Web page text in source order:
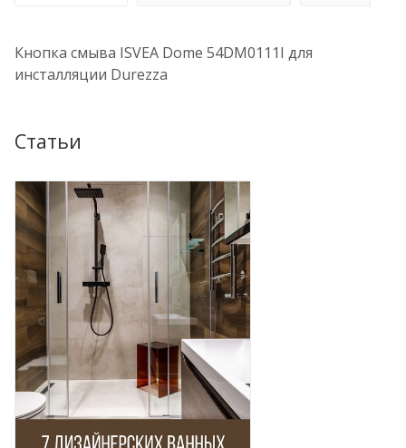
Кнопка смыва ISVEA Dome 54DM0111I для
инсталляции Durezza
Статьи